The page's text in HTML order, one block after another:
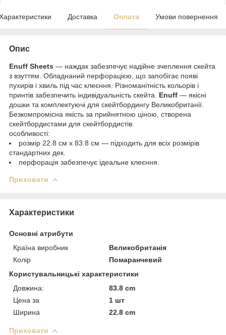
Доставка Оплата Умови повернення
Опис
Enuff Sheets — наждак забезпечує надійне зчеплення скейта
з взуттям. Обладнаний перфорацією, що запобігає появі
пухирів і хвиль під час клеєння. Різноманітність кольорів і
принтів забезпечить індивідуальність скейта. Enuff — якісні
дошки та комплектуючі для скейтбордингу Великобританії.
Безкомпромісна якість за прийнятною ціною, створена
скейтбордистами для скейтбордистів.
особливості:
розмір 22.8 см х 83.8 см — підходить для всіх розмірів
стандартних дек.
перфорація забезпечує ідеальне клеєння.
Приховати
Характеристики
Основні атрибути
Країна виробник
Великобританія
Колір
Помаранчевий
Користувальницькі характеристики
Довжина:
83.8 cm
Цена за
1 шт
Ширина
22.8 cm
Приховати